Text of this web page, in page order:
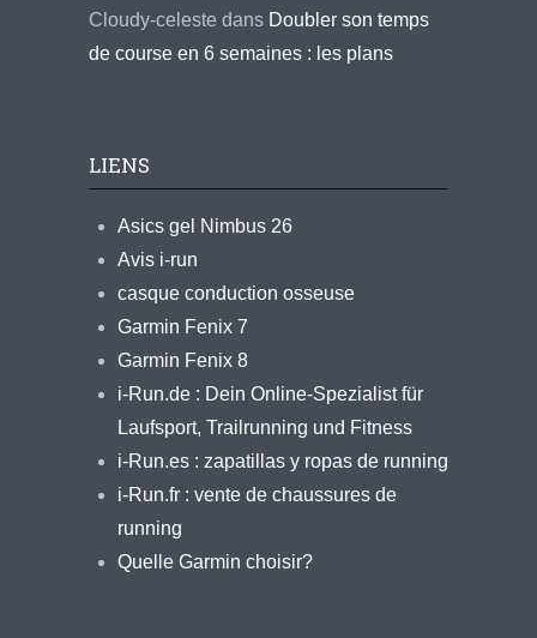
Cloudy-celeste dans Doubler son temps
de course en 6 semaines : les plans
LIENS
Asics gel Nimbus 26
Avis i-run
casque conduction osseuse
Garmin Fenix 7
Garmin Fenix 8
i-Run.de : Dein Online-Spezialist für
Laufsport, Trailrunning und Fitness
i-Run.es : zapatillas y ropas de running
i-Run.fr : vente de chaussures de
running
Quelle Garmin choisir?